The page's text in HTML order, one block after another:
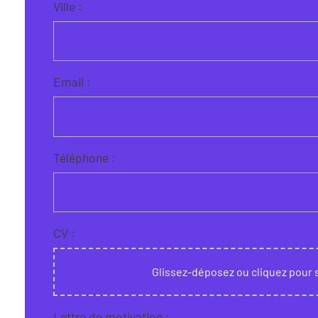
Ville :
Email :
Téléphone :
CV :
Glissez-déposez ou cliquez